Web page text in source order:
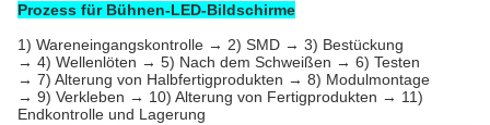
Prozess für Bühnen-LED-Bildschirme
1) Wareneingangskontrolle → 2) SMD → 3) Bestückung
→ 4) Wellenlöten → 5) Nach dem Schweißen → 6) Testen
→ 7) Alterung von Halbfertigprodukten → 8) Modulmontage
→ 9) Verkleben → 10) Alterung von Fertigprodukten → 11)
Endkontrolle und Lagerung